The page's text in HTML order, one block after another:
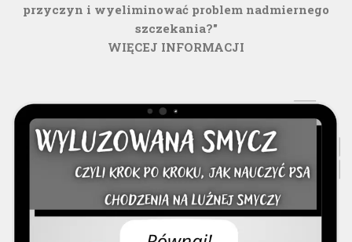
przyczyn i wyeliminować problem nadmiernego
szczekania?"
WIĘCEJ INFORMACJI